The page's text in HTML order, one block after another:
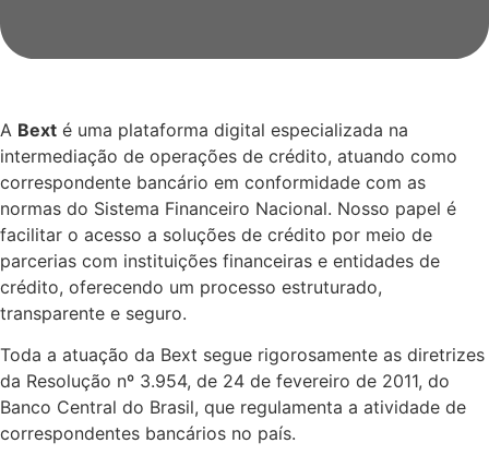
A Bext é uma plataforma digital especializada na
intermediação de operações de crédito, atuando como
correspondente bancário em conformidade com as
normas do Sistema Financeiro Nacional. Nosso papel é
facilitar o acesso a soluções de crédito por meio de
parcerias com instituições financeiras e entidades de
crédito, oferecendo um processo estruturado,
transparente e seguro.
Toda a atuação da Bext segue rigorosamente as diretrizes
da Resolução nº 3.954, de 24 de fevereiro de 2011, do
Banco Central do Brasil, que regulamenta a atividade de
correspondentes bancários no país.